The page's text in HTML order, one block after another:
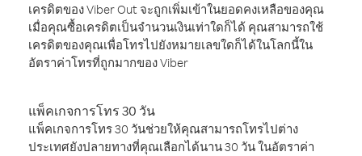
เครดิตของ Viber Out จะถูกเพิ่มเข้าในยอดคงเหลือของคุณ
เมื่อคุณซื้อเครดิตเป็นจำนวนเงินเท่าใดก็ได้ คุณสามารถใช้
เครดิตของคุณเพื่อโทรไปยังหมายเลขใดก็ได้ในโลกนี้ใน
อัตราค่าโทรที่ถูกมากของ Viber
แพ็คเกจการโทร 30 วัน
แพ็คเกจการโทร 30 วันช่วยให้คุณสามารถโทรไปต่าง
ประเทศยังปลายทางที่คุณเลือกได้นาน 30 วัน ในอัตราค่า